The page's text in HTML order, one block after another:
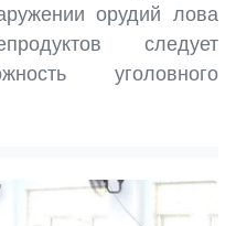
орудий лова
следует
уголовного